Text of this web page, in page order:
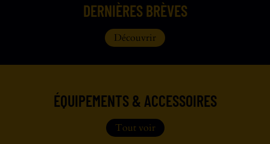
DERNIÈRES BRÈVES
Découvrir
ÉQUIPEMENTS & ACCESSOIRES
Tout voir